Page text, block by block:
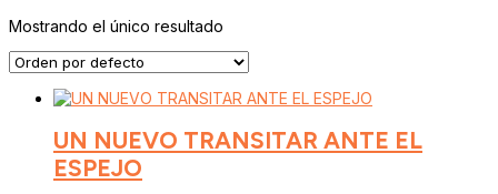
Mostrando el único resultado
UN NUEVO TRANSITAR ANTE EL
ESPEJO